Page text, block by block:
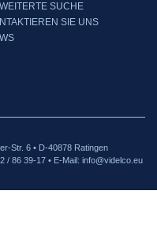
SUCHE
SIE UNS
Str. 6 • D-40878 Ratingen
/ 86 39-17 • E-Mail: info@videlco.eu